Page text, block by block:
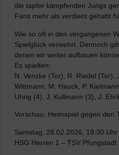
die tapfer kämpfenden Jungs
Fans mehr als verdient gehabt
Wie so oft in den vergangenen
Spielglück verwehrt. Dennoch
denen wir weiter aufbauen
Es spielten:
N. Venzke (Tor), R. Riedel (Tor),
Wittmann, M. Hauck, P.
Uhrig (4), J. Kullmann (3), J.
Vorschau: Heimspiel gegen den
Samstag, 28.02.2026, 19:30 Uhr
HSG Herren 1 – TSV Pfungstadt